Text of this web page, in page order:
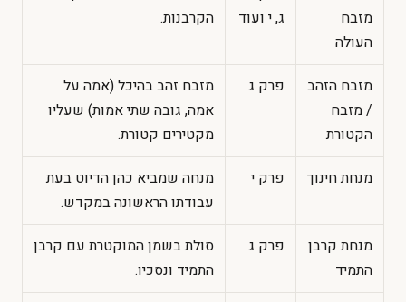
מזבח
העולה
ג, י ועוד
הקרבנות.
מזבח הזהב
/ מזבח
הקטורת
פרק ג
מזבח זהב בהיכל (אמה על
אמה, גובה שתי אמות) שעליו
מקטירים קטורת.
מנחת חינוך
פרק י
מנחה שמביא כהן הדיוט בעת
עבודתו הראשונה במקדש.
מנחת קרבן
התמיד
פרק ג
סולת בשמן המוקטרת עם קרבן
התמיד ונסכיו.